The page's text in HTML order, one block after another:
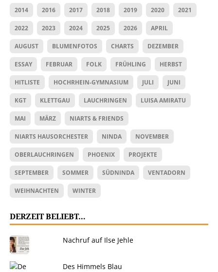
2014 2016 2017 2018 2019 2020 2021
2022 2023 2024 2025 2026 APRIL
AUGUST BLUMENFOTOS CHARTS DEZEMBER
ESSAY FEBRUAR FOLK FRÜHLING HERBST
HITLISTE HOCHRHEIN-GYMNASIUM JULI JUNI
KGT KLETTGAU LAUCHRINGEN LUISA AMIRATU
MAI MÄRZ NIARTS & FRIENDS
NIARTS HAUSORCHESTER NINDA NOVEMBER
OBERLAUCHRINGEN PHOENIX PROJEKTE
SEPTEMBER SOMMER SÜDNINDA VENTADORN
WEIHNACHTEN WINTER
DERZEIT BELIEBT…
Nachruf auf Ilse Jehle
Des Himmels Blau